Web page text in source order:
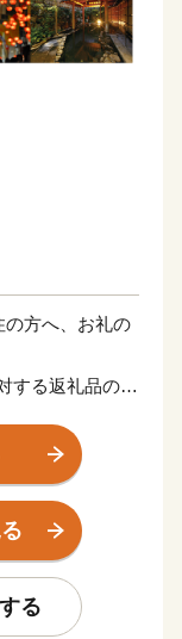
方へ、お礼の
する返礼品の送
かな自然や歴史
氏の本拠とした
の大名として栄
る